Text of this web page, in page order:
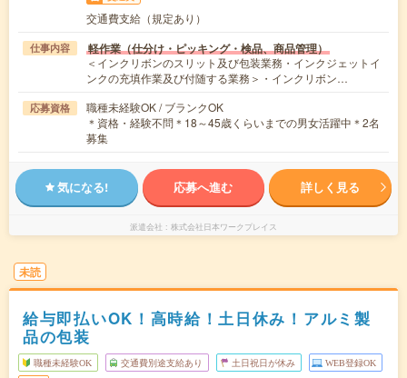
交通費支給（規定あり）
仕事内容 軽作業（仕分け・ピッキング・検品、商品管理）
＜インクリボンのスリット及び包装業務・インクジェットイ
ンクの充填作業及び付随する業務＞・インクリボン…
応募資格
職種未経験OK / ブランクOK
＊資格・経験不問＊18～45歳くらいまでの男女活躍中＊2名
募集
気になる! 応募へ進む 詳しく見る
派遣会社 株式会社日本ワークプレイス
未読
給与即払いOK！高時給！土日休み！アルミ製
品の包装
職種未経験OK 交通費別途支給あり 土日祝日が休み WEB登録OK